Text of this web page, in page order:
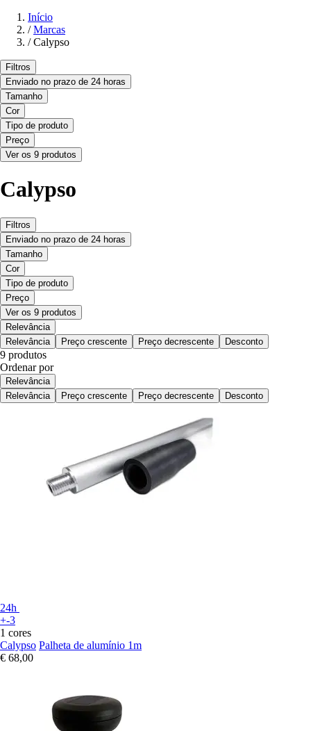
Início
/ Marcas
/ Calypso
Filtros
Enviado no prazo de 24 horas
Tamanho
Cor
Tipo de produto
Preço
Ver os 9 produtos
Calypso
Filtros
Enviado no prazo de 24 horas
Tamanho
Cor
Tipo de produto
Preço
Ver os 9 produtos
Relevância
Relevância
Preço crescente Preço decrescente Desconto
9 produtos
Ordenar por
Relevância
Relevância
Preço crescente Preço decrescente Desconto
24h
+-3
1 cores
Calypso Palheta de alumínio 1m
€ 68,00